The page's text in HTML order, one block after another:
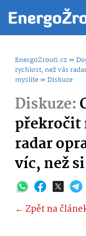
EnergoZrouti.cz»
rychlost, než vás
myslíte»Diskuze
Diskuze:
překročit
radar
víc, než
← Zpět na